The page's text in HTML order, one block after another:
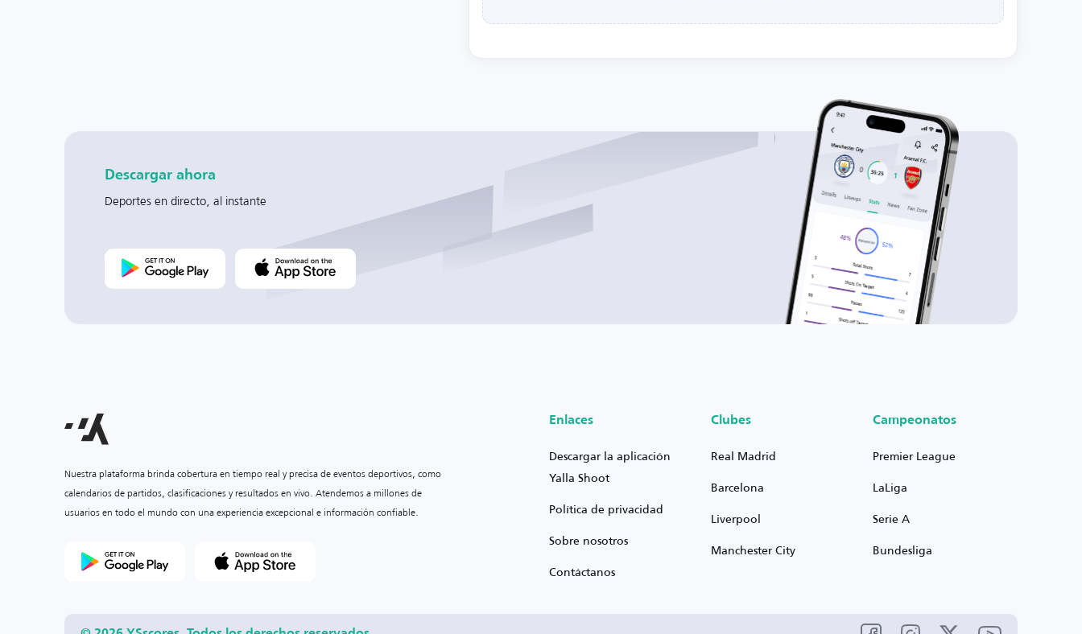
Descargar ahora
Deportes en directo, al instante
Nuestra plataforma brinda cobertura en tiempo real y precisa de eventos deportivos, como
calendarios de partidos, clasificaciones y resultados en vivo. Atendemos a millones de
usuarios en todo el mundo con una experiencia excepcional e información confiable.
Enlaces
Descargar la aplicación
Yalla Shoot
Política de privacidad
Sobre nosotros
Contáctanos
Clubes
Real Madrid
Barcelona
Liverpool
Manchester City
Campeonatos
Premier League
LaLiga
Serie A
Bundesliga